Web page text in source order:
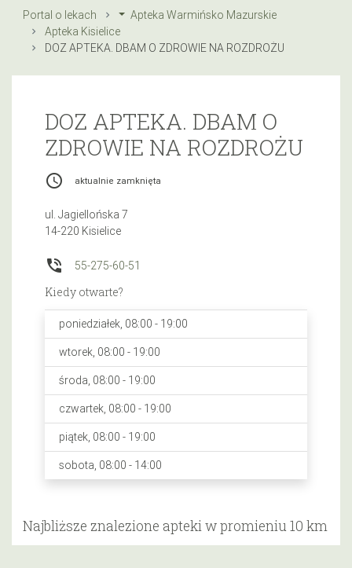
Portal o lekach
Apteka Warmińsko Mazurskie
Apteka Kisielice
DOZ APTEKA. DBAM O ZDROWIE NA ROZDROŻU
DOZ APTEKA. DBAM O
ZDROWIE NA ROZDROŻU
access_time aktualnie zamknięta
ul. Jagiellońska 7
14-220 Kisielice
phone_in_talk 55-275-60-51
Kiedy otwarte?
poniedziałek, 08:00 - 19:00
wtorek, 08:00 - 19:00
środa, 08:00 - 19:00
czwartek, 08:00 - 19:00
piątek, 08:00 - 19:00
sobota, 08:00 - 14:00
Najbliższe znalezione apteki w promieniu 10 km